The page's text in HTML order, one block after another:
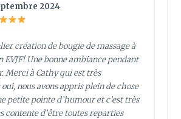
2024
création de bougie de massage à
EVJF! Une bonne ambiance pendant
Merci à Cathy qui est très
oui, nous avons appris plein de chose
petite pointe d’humour et c’est très
contente d’être toutes reparties